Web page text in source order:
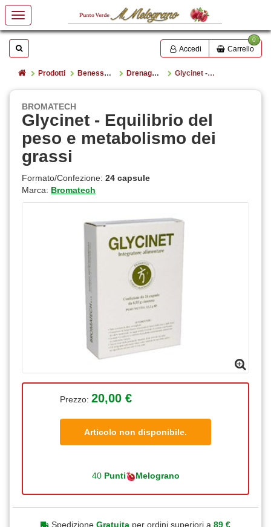
Cerca Accedi
0
Carrello
HomeProdotti Benessere e salute Drenaggio e Forma Fisica Glycinet - Equilibrio del peso e metabolismo dei grassi
BROMATECH
Glycinet - Equilibrio del
peso e metabolismo dei
grassi
Formato/Confezione: 24 capsule
Marca: Bromatech
Prezzo: 20,00 €
Articolo non disponibile.
40 Punti Melograno
Spedizione Gratuita per ordini superiori a 89 €